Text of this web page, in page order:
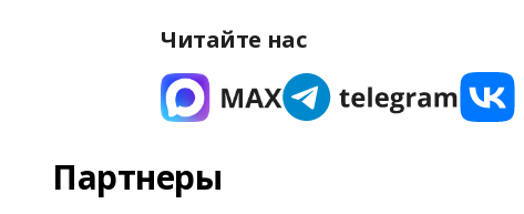
Читайте нас
Партнеры